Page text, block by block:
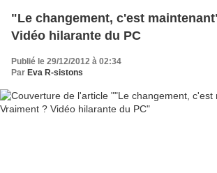
"Le changement, c'est
Vidéo hilarante du PC
Publié le 29/12/2012 à 02:34
Par Eva R-sistons